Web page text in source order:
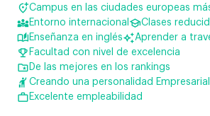
Campus en las ciudades europeas
 Entorno internacional Clases
 Enseñanza en inglésAprender a
 Facultad con nivel de excelencia
 De las mejores en los rankings
 Creando una personalidad Empresarial
 Excelente empleabilidad